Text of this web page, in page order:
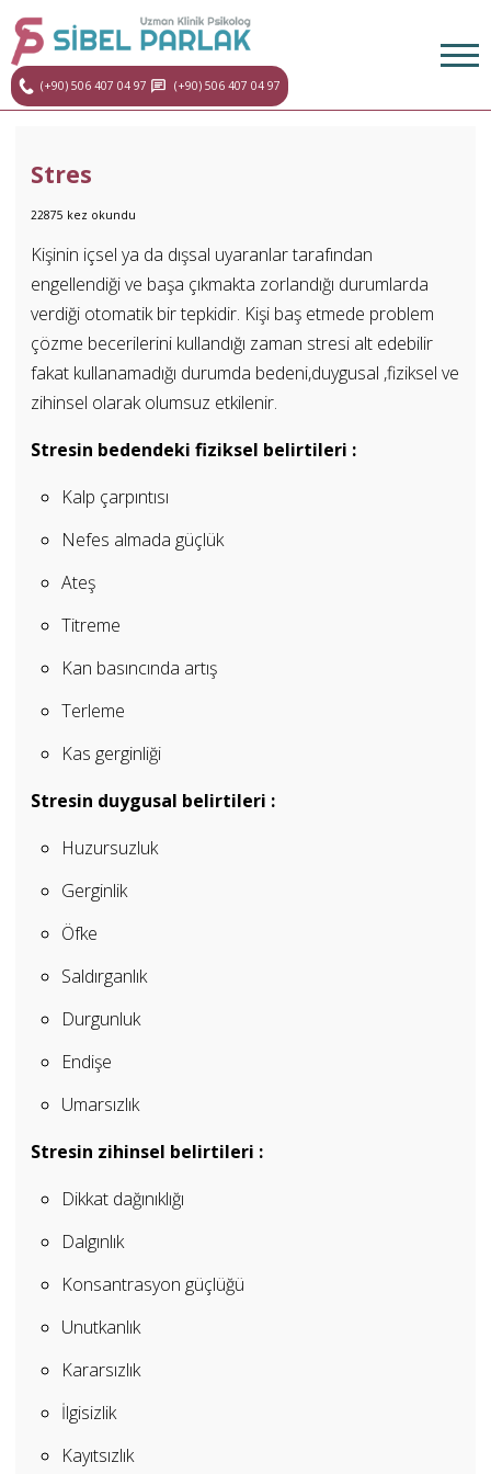
(+90) 506 407 04 97 (+90) 506 407 04 97
Stres
22875 kez okundu
Kişinin içsel ya da dışsal uyaranlar tarafından
engellendiği ve başa çıkmakta zorlandığı durumlarda
verdiği otomatik bir tepkidir. Kişi baş etmede problem
çözme becerilerini kullandığı zaman stresi alt edebilir
fakat kullanamadığı durumda bedeni,duygusal ,fiziksel ve
zihinsel olarak olumsuz etkilenir.
Stresin bedendeki fiziksel belirtileri :
Kalp çarpıntısı
Nefes almada güçlük
Ateş
Titreme
Kan basıncında artış
Terleme
Kas gerginliği
Stresin duygusal belirtileri :
Huzursuzluk
Gerginlik
Öfke
Saldırganlık
Durgunluk
Endişe
Umarsızlık
Stresin zihinsel belirtileri :
Dikkat dağınıklığı
Dalgınlık
Konsantrasyon güçlüğü
Unutkanlık
Kararsızlık
İlgisizlik
Kayıtsızlık